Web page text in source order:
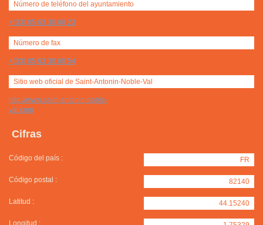
Número de teléfono del ayuntamiento
+(33) 05 63 30 60 23
Número de fax
+(33) 05 63 30 60 54
Sitio web oficial de Saint-Antonin-Noble-Val
http://www.saint-antonin-noble-
val.com
Cifras
Código del país : FR
Código postal : 82140
Latitud : 44.15240
Longitud :